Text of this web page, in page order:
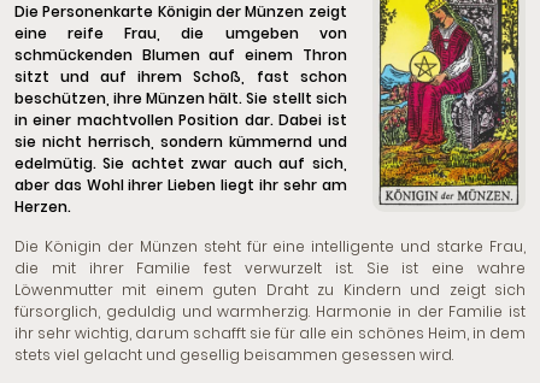
Die Personenkarte Königin der Münzen zeigt
eine reife Frau, die umgeben von
schmückenden Blumen auf einem Thron
sitzt und auf ihrem Schoß, fast schon
beschützen, ihre Münzen hält. Sie stellt sich
in einer machtvollen Position dar. Dabei ist
sie nicht herrisch, sondern kümmernd und
edelmütig. Sie achtet zwar auch auf sich,
aber das Wohl ihrer Lieben liegt ihr sehr am
Herzen.
Die Königin der Münzen steht für eine intelligente und starke Frau,
die mit ihrer Familie fest verwurzelt ist. Sie ist eine wahre
Löwenmutter mit einem guten Draht zu Kindern und zeigt sich
fürsorglich, geduldig und warmherzig. Harmonie in der Familie ist
ihr sehr wichtig, darum schafft sie für alle ein schönes Heim, in dem
stets viel gelacht und gesellig beisammen gesessen wird.